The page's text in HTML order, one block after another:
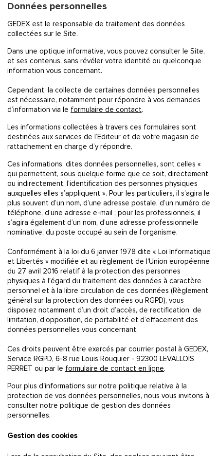
Données personnelles
GEDEX est le responsable de traitement des données
collectées sur le Site.
Dans une optique informative, vous pouvez consulter le Site,
et ses contenus, sans révéler votre identité ou quelconque
information vous concernant.
Cependant, la collecte de certaines données personnelles
est nécessaire, notamment pour répondre à vos demandes
d’information via le formulaire de contact.
Les informations collectées à travers ces formulaires sont
destinées aux services de l’Editeur et de votre magasin de
rattachement en charge d’y répondre.
Ces informations, dites données personnelles, sont celles «
qui permettent, sous quelque forme que ce soit, directement
ou indirectement, l’identification des personnes physiques
auxquelles elles s’appliquent ». Pour les particuliers, il s’agira le
plus souvent d’un nom, d’une adresse postale, d’un numéro de
téléphone, d’une adresse e-mail ; pour les professionnels, il
s’agira également d’un nom, d’une adresse professionnelle
nominative, du poste occupé au sein de l’organisme.
Conformément à la loi du 6 janvier 1978 dite « Loi Informatique
et Libertés » modifiée et au règlement de l'Union européenne
du 27 avril 2016 relatif à la protection des personnes
physiques à l'égard du traitement des données à caractère
personnel et à la libre circulation de ces données (Règlement
général sur la protection des données ou RGPD), vous
disposez notamment d’un droit d’accès, de rectification, de
limitation, d’opposition, de portabilité et d’effacement des
données personnelles vous concernant.
Ces droits peuvent être exercés par courrier postal à GEDEX,
Service RGPD, 6-8 rue Louis Rouquier - 92300 LEVALLOIS
PERRET ou par le formulaire de contact en ligne.
Pour plus d'informations sur notre politique relative à la
protection de vos données personnelles, nous vous invitons à
consulter notre politique de gestion des données
personnelles.
Gestion des cookies